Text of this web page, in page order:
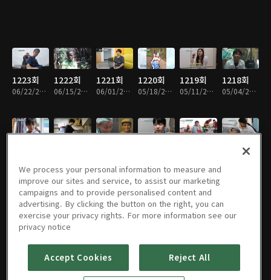
1223회
06/22/2026 • 26분
1222회
06/15/2026 • 26분
1221회
06/01/2026 • 27분
1220회
05/18/2026 • 26분
1219회
05/11/2026 • 26분
1218회
05/04/2026 • 26분
1212회
1211회
03/09/2026 • 26분
1210회 1209회 1208회 1207회 1206회
We process your personal information to measure and
improve our sites and service, to assist our marketing
campaigns and to provide personalised content and
advertising. By clicking the button on the right, you can
exercise your privacy rights. For more information see our
privacy notice
Accept Cookies Reject All